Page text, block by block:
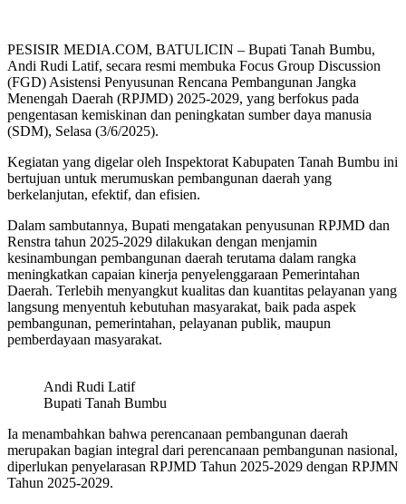
PESISIR MEDIA.COM, BATULICIN – Bupati Tanah Bumbu,
Andi Rudi Latif, secara resmi membuka Focus Group Discussion
(FGD) Asistensi Penyusunan Rencana Pembangunan Jangka
Menengah Daerah (RPJMD) 2025-2029, yang berfokus pada
pengentasan kemiskinan dan peningkatan sumber daya manusia
(SDM), Selasa (3/6/2025).
Kegiatan yang digelar oleh Inspektorat Kabupaten Tanah Bumbu ini
bertujuan untuk merumuskan pembangunan daerah yang
berkelanjutan, efektif, dan efisien.
Dalam sambutannya, Bupati mengatakan penyusunan RPJMD dan
Renstra tahun 2025-2029 dilakukan dengan menjamin
kesinambungan pembangunan daerah terutama dalam rangka
meningkatkan capaian kinerja penyelenggaraan Pemerintahan
Daerah. Terlebih menyangkut kualitas dan kuantitas pelayanan yang
langsung menyentuh kebutuhan masyarakat, baik pada aspek
pembangunan, pemerintahan, pelayanan publik, maupun
pemberdayaan masyarakat.
Andi Rudi Latif
Bupati Tanah Bumbu
Ia menambahkan bahwa perencanaan pembangunan daerah
merupakan bagian integral dari perencanaan pembangunan nasional,
diperlukan penyelarasan RPJMD Tahun 2025-2029 dengan RPJMN
Tahun 2025-2029.